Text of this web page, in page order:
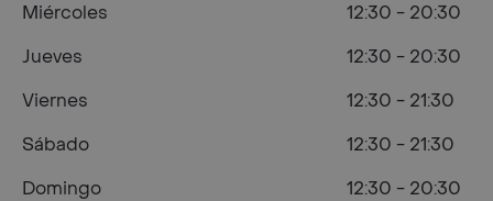
Miércoles
12:30 - 20:30
Jueves
12:30 - 20:30
Viernes
12:30 - 21:30
Sábado
12:30 - 21:30
Domingo
12:30 - 20:30